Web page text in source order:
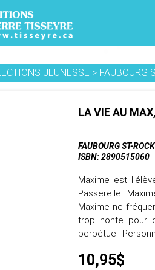
JEUNESSE > FAUBOURG
LA VIE AU
FAUBOURG ST-
ISBN: 2890515060
Maxime est
Passerelle.
Maxime ne
trop honte pour
perpétuel.
10,95$